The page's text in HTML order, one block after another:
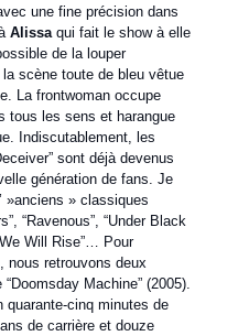
une fine précision dans
Alissaqui fait le show à elle
de la louper
scène toute de bleu vêtue
La frontwoman occupe
tous les sens et harangue
Indiscutablement, les
sont déjà devenus
génération de fans. Je
»anciens » classiques
“Ravenous”, “Under Black
Will Rise”… Pour
nous retrouvons deux
Machine” (2005).
cinq minutes de
de carrière et douze